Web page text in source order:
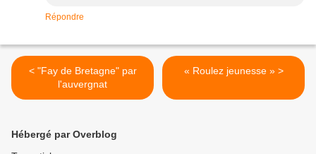
Répondre
< "Fay de Bretagne" par
l'auvergnat
« Roulez jeunesse » >
Hébergé par Overblog